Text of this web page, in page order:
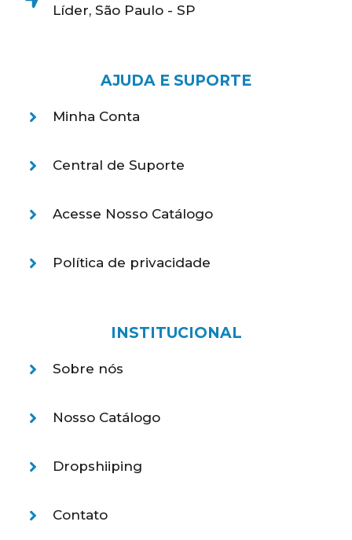
Líder, São Paulo - SP
AJUDA E SUPORTE
Minha Conta
Central de Suporte
Acesse Nosso Catálogo
Política de privacidade
INSTITUCIONAL
Sobre nós
Nosso Catálogo
Dropshiiping
Contato